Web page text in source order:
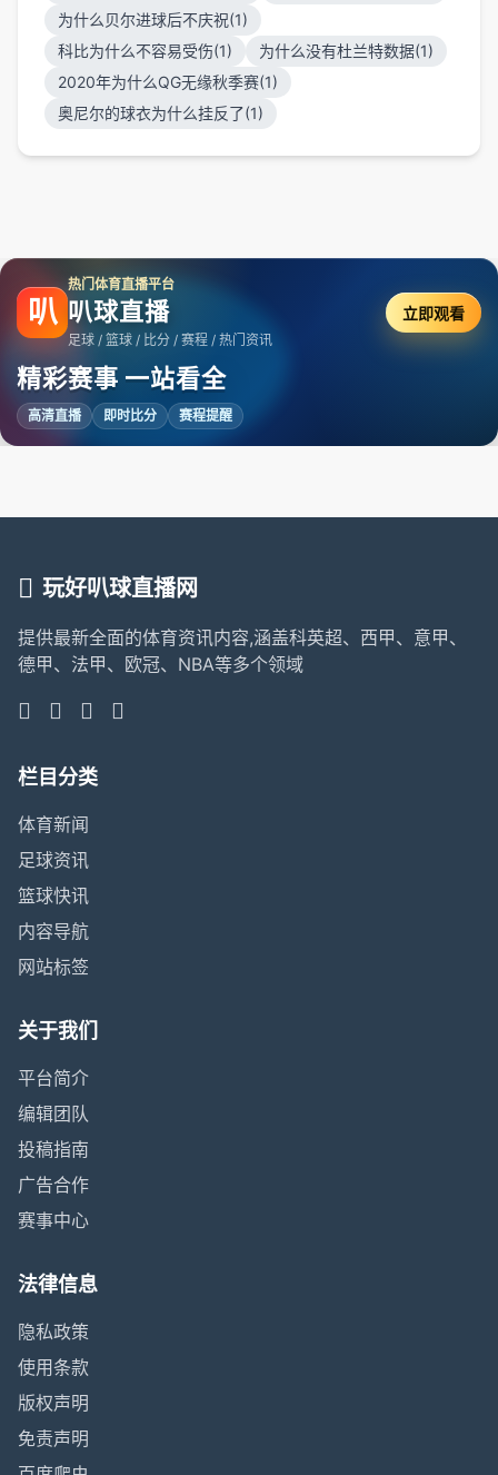
为什么贝尔进球后不庆祝(1)
科比为什么不容易受伤(1)
为什么没有杜兰特数据(1)
2020年为什么QG无缘秋季赛(1)
奥尼尔的球衣为什么挂反了(1)
叭
热门体育直播平台
叭球直播
足球 / 篮球 / 比分 / 赛程 / 热门资讯
精彩赛事 一站看全
高清直播 即时比分 赛程提醒
立即观看
玩好叭球直播网
提供最新全面的体育资讯内容,涵盖科英超、西甲、意甲、
德甲、法甲、欧冠、NBA等多个领域
栏目分类
体育新闻
足球资讯
篮球快讯
内容导航
网站标签
关于我们
平台简介
编辑团队
投稿指南
广告合作
赛事中心
法律信息
隐私政策
使用条款
版权声明
免责声明